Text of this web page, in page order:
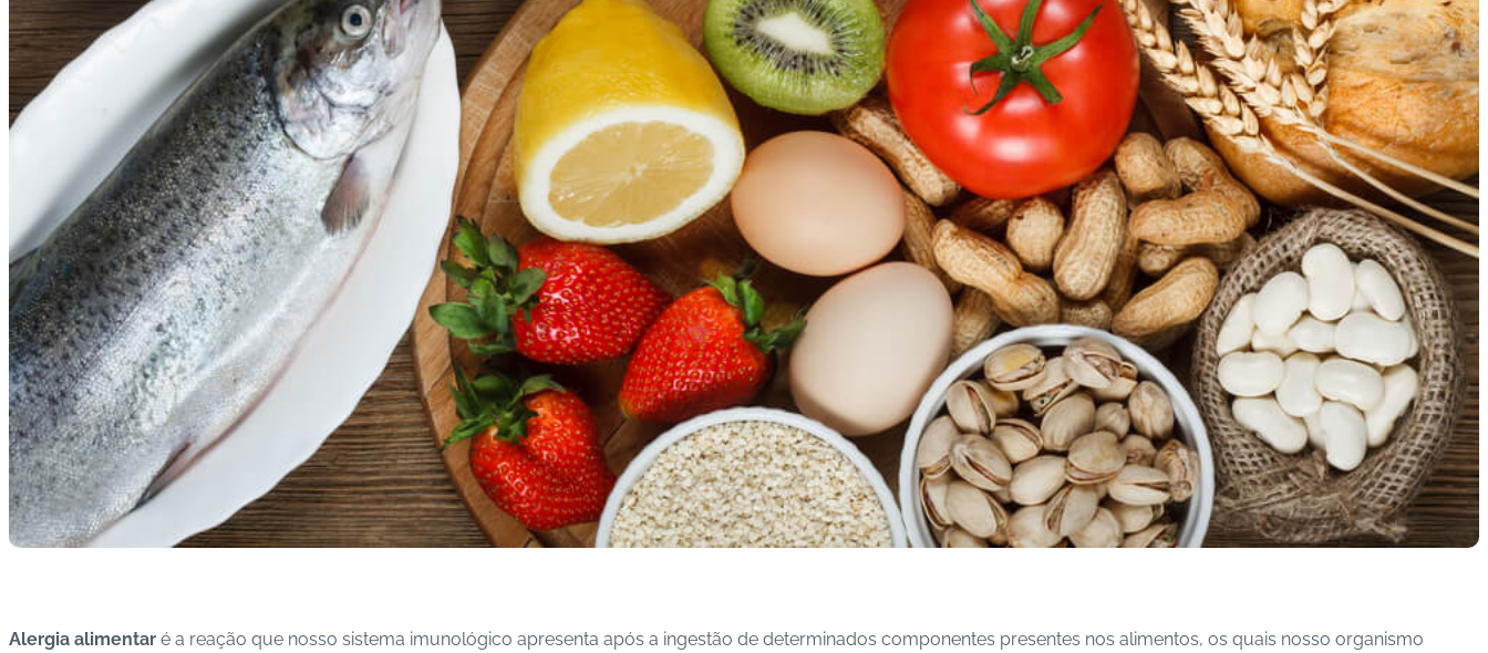
Alergia alimentar é a reação que nosso sistema imunológico apresenta após a ingestão de determinados componentes presentes nos alimentos, os quais nosso organismo